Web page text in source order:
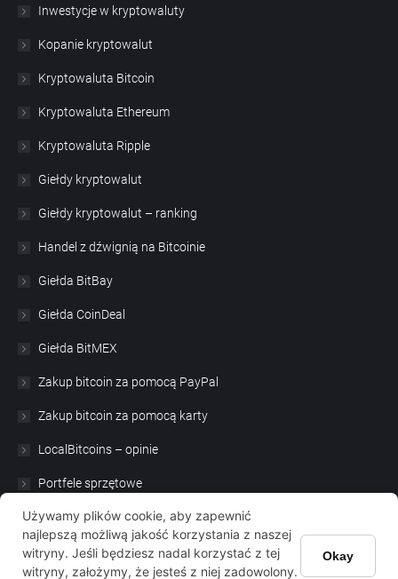
Inwestycje w kryptowaluty
Kopanie kryptowalut
Kryptowaluta Bitcoin
Kryptowaluta Ethereum
Kryptowaluta Ripple
Giełdy kryptowalut
Giełdy kryptowalut – ranking
Handel z dźwignią na Bitcoinie
Giełda BitBay
Giełda CoinDeal
Giełda BitMEX
Zakup bitcoin za pomocą PayPal
Zakup bitcoin za pomocą karty
LocalBitcoins – opinie
Portfele sprzętowe
Satoshi Nakamoto
Używamy plików cookie, aby zapewnić
najlepszą możliwą jakość korzystania z naszej
witryny. Jeśli będziesz nadal korzystać z tej
witryny, założymy, że jesteś z niej zadowolony.
Okay